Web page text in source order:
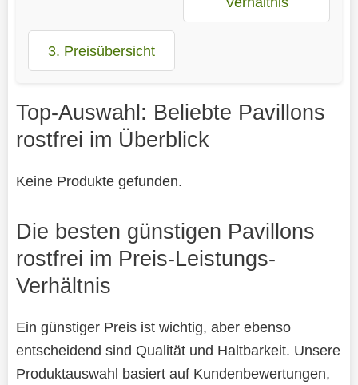
3. Preisübersicht
Top-Auswahl: Beliebte Pavillons
rostfrei im Überblick
Keine Produkte gefunden.
Die besten günstigen Pavillons
rostfrei im Preis-Leistungs-
Verhältnis
Ein günstiger Preis ist wichtig, aber ebenso
entscheidend sind Qualität und Haltbarkeit. Unsere
Produktauswahl basiert auf Kundenbewertungen,